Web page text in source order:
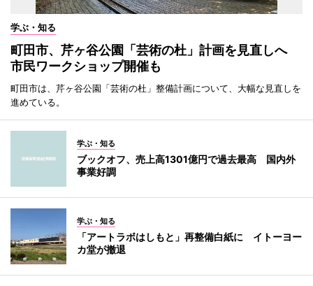
学ぶ・知る
町田市、芹ヶ谷公園「芸術の杜」計画を見直しへ
市民ワークショップ開催も
町田市は、芹ヶ谷公園「芸術の杜」整備計画について、大幅な見直しを
進めている。
学ぶ・知る
ブックオフ、売上高1301億円で過去最高 国内外
事業好調
学ぶ・知る
「アートラボはしもと」再整備白紙に イトーヨー
カ堂が撤退